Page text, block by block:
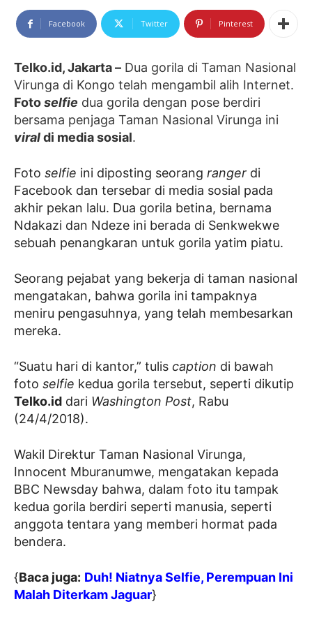
Facebook Twitter Pinterest
Telko.id, Jakarta – Dua gorila di Taman Nasional
Virunga di Kongo telah mengambil alih Internet.
Fotoselfie dua gorila dengan pose berdiri
bersama penjaga Taman Nasional Virunga ini
viraldi media sosial.
Foto selfie ini diposting seorang ranger di
Facebook dan tersebar di media sosial pada
akhir pekan lalu. Dua gorila betina, bernama
Ndakazi dan Ndeze ini berada di Senkwekwe
sebuah penangkaran untuk gorila yatim piatu.
Seorang pejabat yang bekerja di taman nasional
mengatakan, bahwa gorila ini tampaknya
meniru pengasuhnya, yang telah membesarkan
mereka.
“Suatu hari di kantor,” tulis caption di bawah
foto selfie kedua gorila tersebut, seperti dikutip
Telko.id dari Washington Post, Rabu
(24/4/2018).
Wakil Direktur Taman Nasional Virunga,
Innocent Mburanumwe, mengatakan kepada
BBC Newsday bahwa, dalam foto itu tampak
kedua gorila berdiri seperti manusia, seperti
anggota tentara yang memberi hormat pada
bendera.
{Baca juga: Duh! Niatnya Selfie, Perempuan Ini
Malah Diterkam Jaguar}